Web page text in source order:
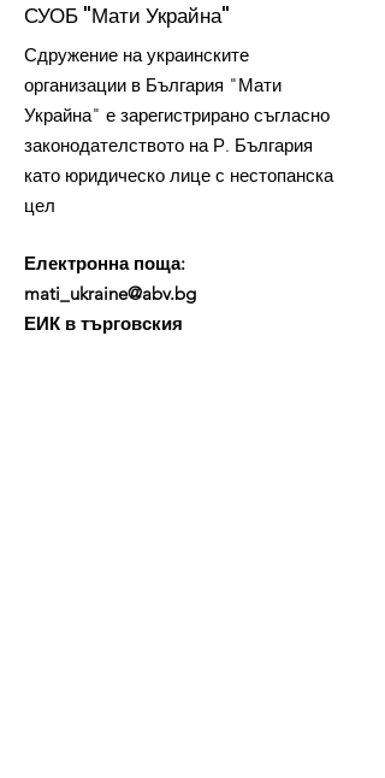
СУОБ "Мати Украйна"
Сдружение на украинските
организации в България "Мати
Украйна" е зарегистрирано съгласно
законодателството на Р. България
като юридическо лице с нестопанска
цел
Електронна поща:
mati_ukraine@abv.bg
ЕИК в търговския